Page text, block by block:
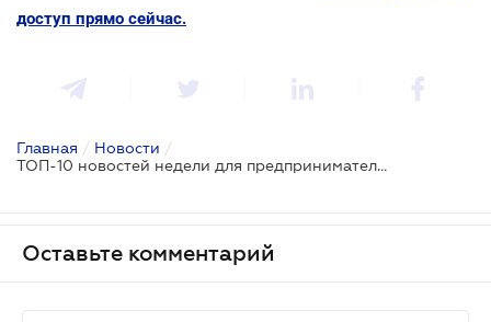
доступ прямо сейчас.
Главная / Новости /
ТОП-10 новостей недели для предпринимателей
Оставьте комментарий